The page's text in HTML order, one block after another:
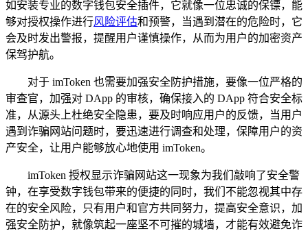
如安装专业的数字钱包安全插件，它就像一位忠诚的保镖，能
够对授权操作进行风险评估和预警，当遇到潜在的危险时，它
会及时发出警报，提醒用户谨慎操作，从而为用户的加密资产
保驾护航。
对于 imToken 也需要加强安全防护措施，要像一位严格的
审查官，加强对 DApp 的审核，确保接入的 DApp 符合安全标
准，从源头上杜绝安全隐患，要及时响应用户的反馈，当用户
遇到诈骗网站问题时，要迅速进行调查和处理，保障用户的资
产安全，让用户能够放心地使用 imToken。
imToken 授权显示诈骗网站这一现象为我们敲响了安全警
钟，在享受数字钱包带来的便捷的同时，我们不能忽视其中存
在的安全风险，只有用户和官方共同努力，提高安全意识，加
强安全防护，就像筑起一座坚不可摧的城墙，才能有效避免诈